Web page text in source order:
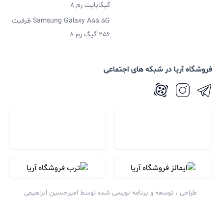
گیگابایت رم 8
Samsung Galaxy A55 5G ظرفیت
256 گیگ رم 8
فروشگاه آریا در شبکه های اجتماعی
طراحی ، توسعه و برنامه نویسی شده توسط امیرحسین ابراهیمی